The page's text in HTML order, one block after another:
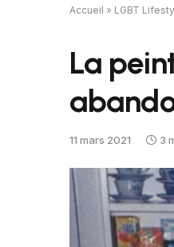
Accueil » LGBT
La
11 mars 2021 3